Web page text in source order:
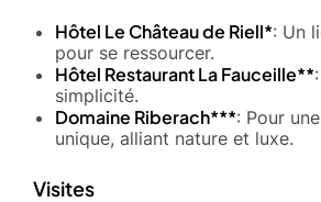
Hôtel Le Château de Riell*: Un
pour se ressourcer.
Hôtel Restaurant La Fauceille**
simplicité.
Domaine Riberach***: Pour
unique, alliant nature et luxe.
Visites